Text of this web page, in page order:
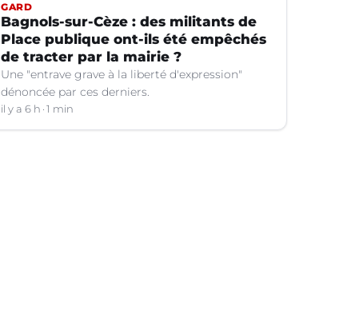
GARD
Bagnols-sur-Cèze : des militants de
Place publique ont-ils été empêchés
de tracter par la mairie ?
Une "entrave grave à la liberté d'expression"
dénoncée par ces derniers.
il y a 6 h 1 min